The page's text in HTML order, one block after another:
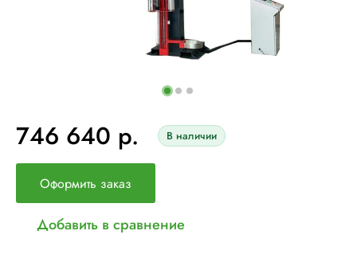
746 640 р. В наличии
Оформить заказ
Добавить в сравнение